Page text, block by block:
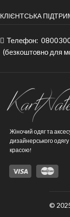
КЛІЄНТСЬКА
Телефон:
(безкоштовно для
Жіночий одяг та
дизайнерського
красою!
©